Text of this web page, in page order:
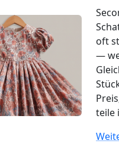
oft
—
teile